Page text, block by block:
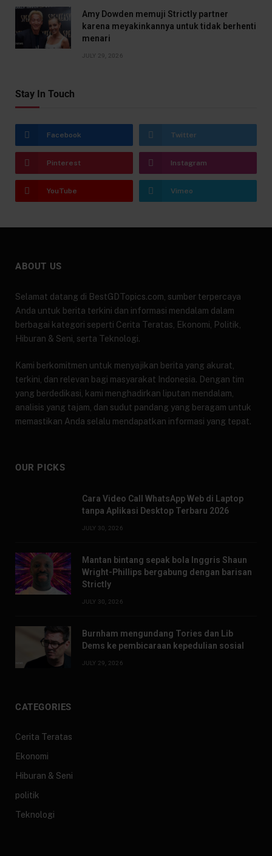
Amy Dowden memuji Strictly partner
karena meyakinkannya untuk tidak berhenti
menari
JULY 29, 2026
Stay In Touch
Facebook Twitter
Pinterest Instagram
YouTube Vimeo
ABOUT US
Selamat datang di BestGDTopics.com, sumber terpercaya
Anda untuk berita terkini dan informasi mendalam dalam
berbagai kategori seperti Cerita Teratas, Ekonomi, Politik,
Hiburan & Seni, serta Teknologi.
Kami berkomitmen untuk menyajikan berita yang akurat,
terkini, dan relevan bagi masyarakat Indonesia. Dengan tim
yang berdedikasi, kami menghadirkan liputan mendalam,
analisis yang tajam, dan sudut pandang yang beragam untuk
memastikan Anda selalu mendapatkan informasi yang tepat.
OUR PICKS
Cara Video Call WhatsApp Web di Laptop
tanpa Aplikasi Desktop Terbaru 2026
JULY 30, 2026
Mantan bintang sepak bola Inggris Shaun
Wright-Phillips bergabung dengan barisan
Strictly
JULY 30, 2026
Burnham mengundang Tories dan Lib
Dems ke pembicaraan kepedulian sosial
JULY 29, 2026
CATEGORIES
Cerita Teratas
Ekonomi
Hiburan & Seni
politik
Teknologi